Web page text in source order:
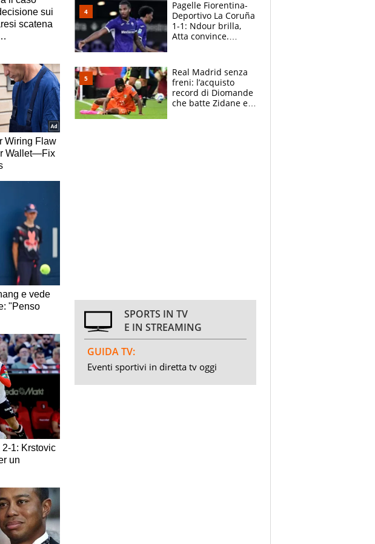
Pagelle Fiorentina-
Deportivo La Coruña
1-1: Ndour brilla,
Atta convince.
Real Madrid senza
freni: l’acquisto
record di Diomande
che batte Zidane e
SPORTS IN TV
E IN STREAMING
GUIDA TV:
Eventi sportivi in diretta tv oggi